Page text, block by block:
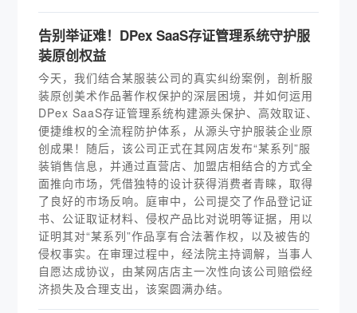
告别举证难！DPex SaaS存证管理系统守护服
装原创权益
今天，我们结合某服装公司的真实纠纷案例，剖析服
装原创美术作品著作权保护的深层困境，并如何运用
DPex SaaS存证管理系统构建源头保护、高效取证、
便捷维权的全流程防护体系，从源头守护服装企业原
创成果！随后，该公司正式在其网店发布“某系列”服
装销售信息，并通过直营店、加盟店相结合的方式全
面推向市场，凭借独特的设计获得消费者青睐，取得
了良好的市场反响。庭审中，公司提交了作品登记证
书、公证取证材料、侵权产品比对说明等证据，用以
证明其对“某系列”作品享有合法著作权，以及被告的
侵权事实。在审理过程中，经法院主持调解，当事人
自愿达成协议，由某网店店主一次性向该公司赔偿经
济损失及合理支出，该案圆满办结。